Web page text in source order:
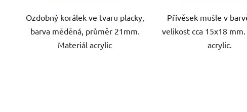
Ozdobný korálek ve tvaru placky,
barva měděná, průměr 21mm.
Materiál acrylic
Přívěsek mušle v
velikost cca 15x18
acrylic.